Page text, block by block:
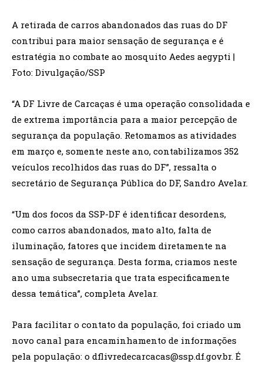
A retirada de carros abandonados das ruas do DF
contribui para maior sensação de segurança e é
estratégia no combate ao mosquito Aedes aegypti |
Foto: Divulgação/SSP
“A DF Livre de Carcaças é uma operação consolidada e
de extrema importância para a maior percepção de
segurança da população. Retomamos as atividades
em março e, somente neste ano, contabilizamos 352
veículos recolhidos das ruas do DF”, ressalta o
secretário de Segurança Pública do DF, Sandro Avelar.
“Um dos focos da SSP-DF é identificar desordens,
como carros abandonados, mato alto, falta de
iluminação, fatores que incidem diretamente na
sensação de segurança. Desta forma, criamos neste
ano uma subsecretaria que trata especificamente
dessa temática”, completa Avelar.
Para facilitar o contato da população, foi criado um
novo canal para encaminhamento de informações
pela população: o dflivredecarcacas@ssp.df.gov.br. É